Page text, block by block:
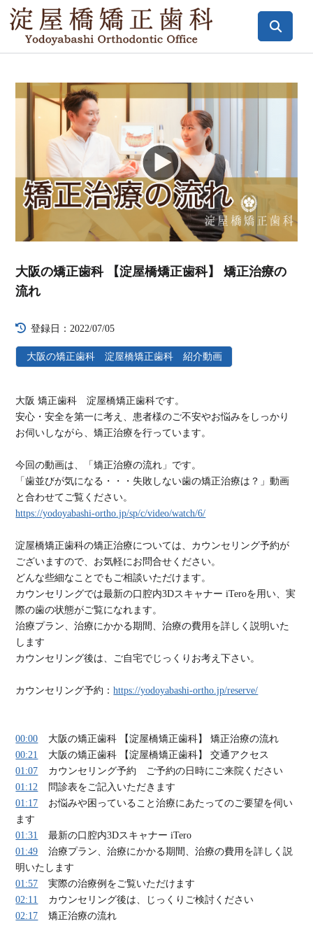
Player
大阪の矯正歯科 【淀屋橋矯正歯科】 矯正治療の
流れ
登録日：2022/07/05
大阪の矯正歯科 淀屋橋矯正歯科 紹介動画
大阪 矯正歯科 淀屋橋矯正歯科です。
安心・安全を第一に考え、患者様のご不安やお悩みをしっかり
お伺いしながら、矯正治療を行っています。
今回の動画は、「矯正治療の流れ」です。
「歯並びが気になる・・・失敗しない歯の矯正治療は？」動画
と合わせてご覧ください。
https://yodoyabashi-ortho.jp/sp/c/video/watch/6/
淀屋橋矯正歯科の矯正治療については、カウンセリング予約が
ございますので、お気軽にお問合せください。
どんな些細なことでもご相談いただけます。
カウンセリングでは最新の口腔内3Dスキャナー iTeroを用い、実
際の歯の状態がご覧になれます。
治療プラン、治療にかかる期間、治療の費用を詳しく説明いた
します
カウンセリング後は、ご自宅でじっくりお考え下さい。
カウンセリング予約：https://yodoyabashi-ortho.jp/reserve/
00:00
大阪の矯正歯科 【淀屋橋矯正歯科】 矯正治療の流れ
00:21
大阪の矯正歯科 【淀屋橋矯正歯科】 交通アクセス
01:07
カウンセリング予約 ご予約の日時にご来院ください
01:12
問診表をご記入いただきます
01:17
お悩みや困っていること治療にあたってのご要望を伺い
ます
01:31
最新の口腔内3Dスキャナー iTero
01:49
治療プラン、治療にかかる期間、治療の費用を詳しく説
明いたします
01:57
実際の治療例をご覧いただけます
02:11
カウンセリング後は、じっくりご検討ください
02:17
矯正治療の流れ